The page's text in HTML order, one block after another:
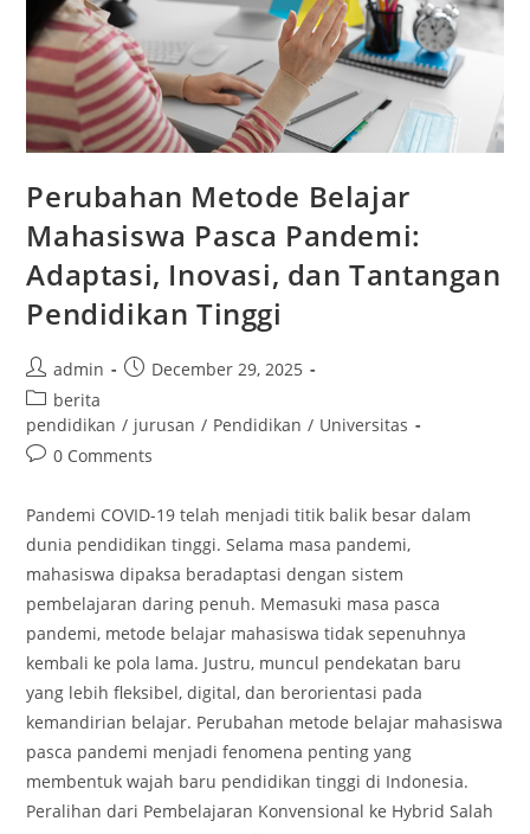
Perubahan Metode Belajar
Mahasiswa Pasca Pandemi:
Adaptasi, Inovasi, dan Tantangan
Pendidikan Tinggi
Post
author:
admin
PostDecember 29, 2025
Post
category:
berita
pendidikan / jurusan / Pendidikan / Universitas
Post0 Comments
Pandemi COVID-19 telah menjadi titik balik besar dalam
dunia pendidikan tinggi. Selama masa pandemi,
mahasiswa dipaksa beradaptasi dengan sistem
pembelajaran daring penuh. Memasuki masa pasca
pandemi, metode belajar mahasiswa tidak sepenuhnya
kembali ke pola lama. Justru, muncul pendekatan baru
yang lebih fleksibel, digital, dan berorientasi pada
kemandirian belajar. Perubahan metode belajar mahasiswa
pasca pandemi menjadi fenomena penting yang
membentuk wajah baru pendidikan tinggi di Indonesia.
Peralihan dari Pembelajaran Konvensional ke Hybrid Salah